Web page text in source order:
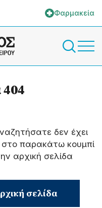
Φαρμακεία
δεν έχει
παρακάτω κουμπί
αρχική σελίδα
σελίδα